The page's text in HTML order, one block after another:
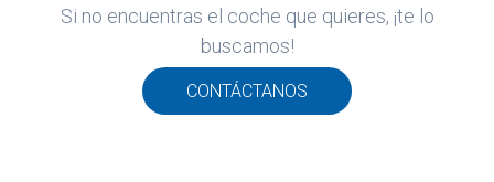
Si no encuentras el coche que quieres, ¡te lo
buscamos!
CONTÁCTANOS